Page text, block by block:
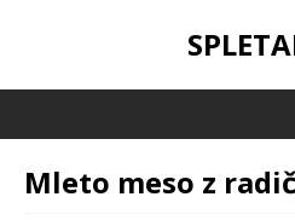
Mleto meso z